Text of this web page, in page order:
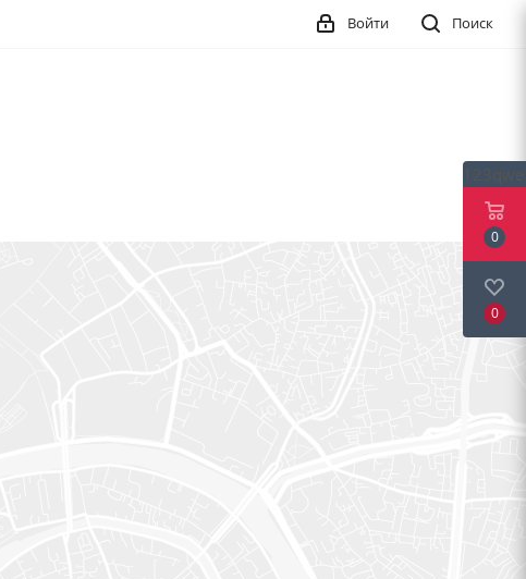
Поиск
Войти
0
0